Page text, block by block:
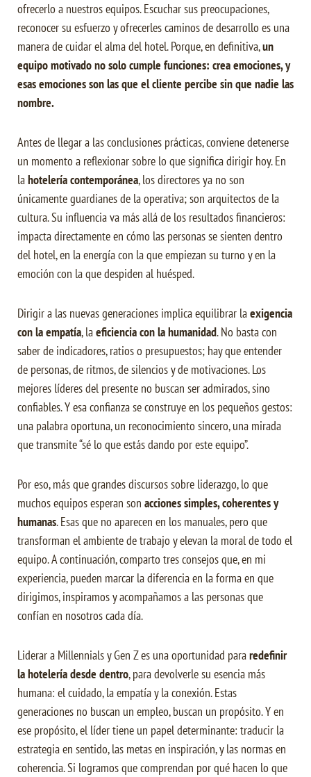
ofrecerlo a nuestros equipos. Escuchar sus preocupaciones,
reconocer su esfuerzo y ofrecerles caminos de desarrollo es una
manera de cuidar el alma del hotel. Porque, en definitiva,un
equipo motivado no solo cumple funciones: crea emociones, y
esas emociones son las que el cliente percibe sin que nadie las
nombre.
Antes de llegar a las conclusiones prácticas, conviene detenerse
un momento a reflexionar sobre lo que significa dirigir hoy. En
lahotelería contemporánea, los directores ya no son
únicamente guardianes de la operativa; son arquitectos de la
cultura. Su influencia va más allá de los resultados financieros:
impacta directamente en cómo las personas se sienten dentro
del hotel, en la energía con la que empiezan su turno y en la
emoción con la que despiden al huésped.
Dirigir a las nuevas generaciones implica equilibrar laexigencia
con la empatía, laeficiencia con la humanidad. No basta con
saber de indicadores, ratios o presupuestos; hay que entender
de personas, de ritmos, de silencios y de motivaciones. Los
mejores líderes del presente no buscan ser admirados, sino
confiables. Y esa confianza se construye en los pequeños gestos:
una palabra oportuna, un reconocimiento sincero, una mirada
que transmite “sé lo que estás dando por este equipo”.
Por eso, más que grandes discursos sobre liderazgo, lo que
muchos equipos esperan son acciones simples, coherentes y
humanas. Esas que no aparecen en los manuales, pero que
transforman el ambiente de trabajo y elevan la moral de todo el
equipo. A continuación, comparto tres consejos que, en mi
experiencia, pueden marcar la diferencia en la forma en que
dirigimos, inspiramos y acompañamos a las personas que
confían en nosotros cada día.
Liderar a Millennials y Gen Z es una oportunidad pararedefinir
la hotelería desde dentro, para devolverle su esencia más
humana: el cuidado, la empatía y la conexión. Estas
generaciones no buscan un empleo, buscan un propósito. Y en
ese propósito, el líder tiene un papel determinante: traducir la
estrategia en sentido, las metas en inspiración, y las normas en
coherencia. Si logramos que comprendan por qué hacen lo que